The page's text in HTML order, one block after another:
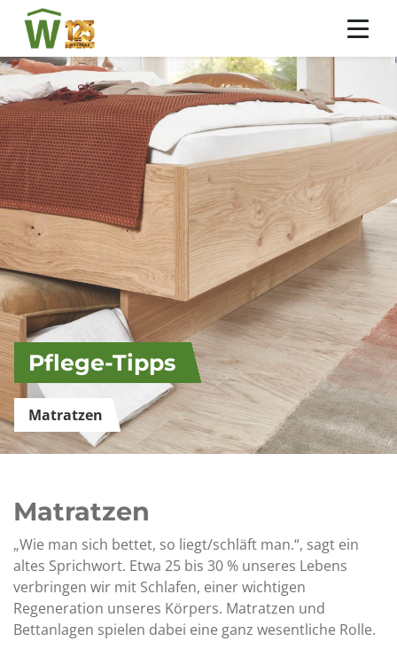
Pflege-Tipps
Matratzen
Matratzen
„Wie man sich bettet, so liegt/schläft man.“, sagt ein
altes Sprichwort. Etwa 25 bis 30 % unseres Lebens
verbringen wir mit Schlafen, einer wichtigen
Regeneration unseres Körpers. Matratzen und
Bettanlagen spielen dabei eine ganz wesentliche Rolle.